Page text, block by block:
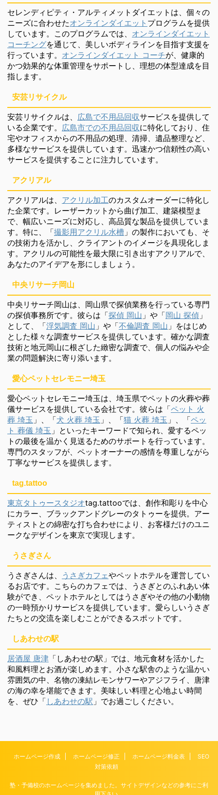
セレンディピティ・アルティメットダイエットは、個々の
ニーズに合わせたオンラインダイエット プログラムを提供
しています。このプログラムでは、 オンラインダイエット
コーチングを通じて、美しいボディラインを目指す支援を
行っています。 オンラインダイエット コーチが、健康的
かつ効果的な体重管理をサポートし、理想の体型達成を目
指します。
安芸リサイクル
安芸リサイクルは、 広島で不用品回収サービスを提供して
いる企業です。 広島市での不用品回収に特化しており、住
宅やオフィスからの不用品の処理、清掃、遺品整理など、
多様なサービスを提供しています。迅速かつ信頼性の高い
サービスを提供することに注力しています。
アクリアル
アクリアルは、 アクリル加工のカスタムオーダーに特化し
た企業です。レーザーカットから曲げ加工、建築模型ま
で、幅広いニーズに対応し、高品質な製品を提供していま
す。特に、「撮影用アクリル水槽 」の製作においても、そ
の技術力を活かし、クライアントのイメージを具現化しま
す。アクリルの可能性を最大限に引き出すアクリアルで、
あなたのアイデアを形にしましょう。
中央リサーチ岡山
中央リサーチ岡山は、岡山県で探偵業務を行っている専門
の探偵事務所です。彼らは「探偵 岡山 」や「岡山 探偵 」
として、「浮気調査 岡山 」や「不倫調査 岡山 」をはじめ
とした様々な調査サービスを提供しています。確かな調査
技術と地元岡山に根ざした緻密な調査で、個人の悩みや企
業の問題解決に寄り添います。
愛心ペットセレモニー埼玉
愛心ペットセレモニー埼玉は、埼玉県でペットの火葬や葬
儀サービスを提供している会社です。彼らは「ペット 火
葬 埼玉 」、「犬 火葬 埼玉 」、「猫 火葬 埼玉 」、「ペッ
ト 葬儀 埼玉 」といったキーワードで知られ、愛するペッ
トの最後を温かく見送るためのサポートを行っています。
専門のスタッフが、ペットオーナーの感情を尊重しながら
丁寧なサービスを提供します。
tag.tattoo
東京タトゥースタジオtag.tattooでは、創作和彫りを中心
にカラー、ブラックアンドグレーのタトゥーを提供。アー
ティストとの綿密な打ち合わせにより、お客様だけのユニ
ークなデザインを東京で実現します。
うさぎさん
うさぎさんは、 うさぎカフェやペットホテルを運営してい
るお店です。こちらのカフェでは、うさぎとのふれあい体
験ができ、ペットホテルとしてはうさぎやその他の小動物
の一時預かりサービスを提供しています。愛らしいうさぎ
たちとの交流を楽しむことができるスポットです。
しあわせの駅
居酒屋 唐津 「しあわせの駅」では、地元食材を活かした
和風料理とお酒が楽しめます。小さな駅舎のような温かい
雰囲気の中、名物の凍結レモンサワーやアジフライ、唐津
の海の幸を堪能できます。美味しい料理と心地よい時間
を、ぜひ「 しあわせの駅 」でお過ごしください。
ホームページ作成 ホームページ修正 ホームページ料金表
SEO
対策依頼
塾・予備校のホームページを集めました。サイトデザインなどの参考にご利